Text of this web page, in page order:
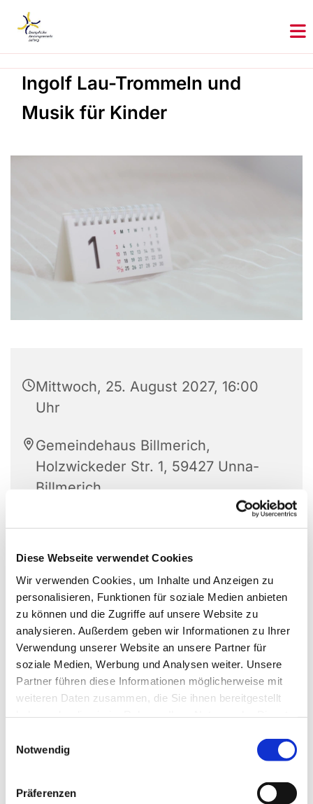
Diese Webseite verwendet Cookies
Wir verwenden Cookies, um Inhalte und Anzeigen zu
personalisieren, Funktionen für soziale Medien anbieten
zu können und die Zugriffe auf unsere Website zu
analysieren. Außerdem geben wir Informationen zu Ihrer
Verwendung unserer Website an unsere Partner für
soziale Medien, Werbung und Analysen weiter. Unsere
Partner führen diese Informationen möglicherweise mit
weiteren Daten zusammen, die Sie ihnen bereitgestellt
Notwendig
Präferenzen
Ingolf Lau-Trommeln und
Musik für Kinder
Mittwoch, 25. August 2027, 16:00
Uhr
Gemeindehaus Billmerich,
Holzwickeder Str. 1, 59427 Unna-
Billmerich